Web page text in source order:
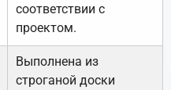
соответствии с
проектом.
Выполнена из
строганой доски